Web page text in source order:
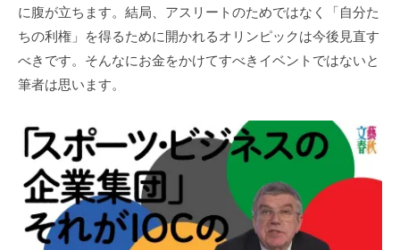
に腹が立ちます。結局、アスリートのためではなく「自分た
ちの利権」を得るために開かれるオリンピックは今後見直す
べきです。そんなにお金をかけてすべきイベントではないと
筆者は思います。